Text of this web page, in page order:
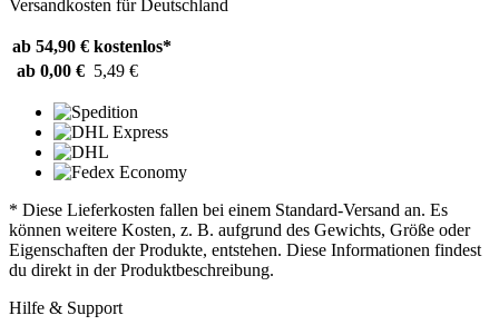
Versandkosten für Deutschland
ab 54,90 € kostenlos*
ab 0,00 € 5,49 €
* Diese Lieferkosten fallen bei einem Standard-Versand an. Es
können weitere Kosten, z. B. aufgrund des Gewichts, Größe oder
Eigenschaften der Produkte, entstehen. Diese Informationen findest
du direkt in der Produktbeschreibung.
Hilfe & Support